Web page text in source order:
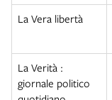
La Vera libertà
La Verità :
giornale politico